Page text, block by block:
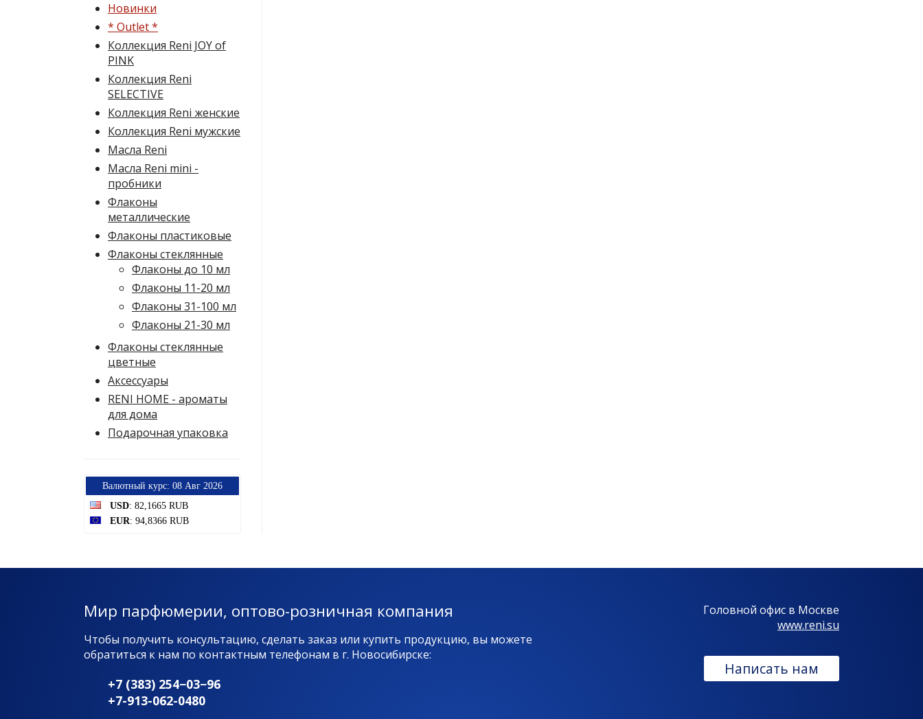
Новинки
* Outlet *
Коллекция Reni JOY of
PINK
Коллекция Reni
SELECTIVE
Коллекция Reni женские
Коллекция Reni мужские
Масла Reni
Масла Reni mini -
пробники
Флаконы
металлические
Флаконы пластиковые
Флаконы стеклянные
Флаконы до 10 мл
Флаконы 11-20 мл
Флаконы 31-100 мл
Флаконы 21-30 мл
Флаконы стеклянные
цветные
Аксессуары
RENI HOME - ароматы
для дома
Подарочная упаковка
Bалютный курс: 08 Авг 2026
USD: 82,1665 RUB
EUR: 94,8366 RUB
Мир парфюмерии, оптово-розничная компания
Чтобы получить консультацию, сделать заказ или купить продукцию, вы можете
обратиться к нам по контактным телефонам в г. Новосибирске:
+7 (383) 254−03−96
+7-913-062-0480
Головной офис в Москве
www.reni.su
Написать нам